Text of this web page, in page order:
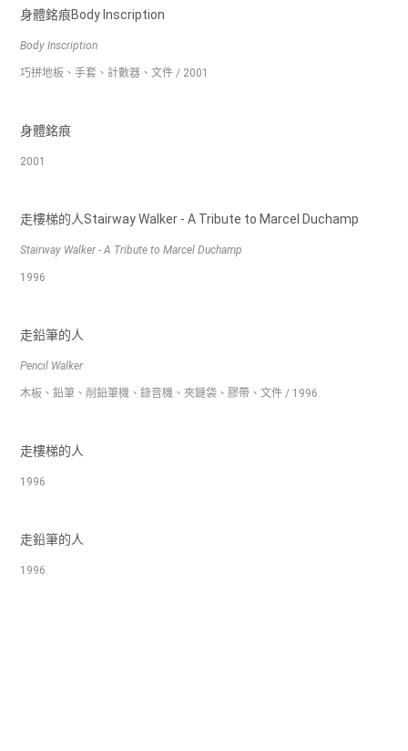
身體銘痕Body Inscription
Body Inscription
巧拼地板、手套、計數器、文件 / 2001
身體銘痕
2001
走樓梯的人Stairway Walker - A Tribute to Marcel Duchamp
Stairway Walker - A Tribute to Marcel Duchamp
1996
走鉛筆的人
Pencil Walker
木板、鉛筆、削鉛筆機、錄音機、夾鏈袋、膠帶、文件 / 1996
走樓梯的人
1996
走鉛筆的人
1996